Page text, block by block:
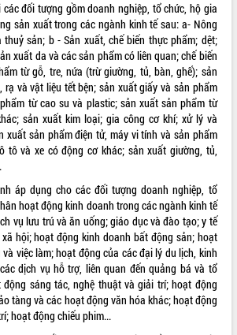
phát.
đối tượng gồm doanh nghiệp, tổ chức, hộ gia
sản xuất trong các ngành kinh tế sau: a- Nông
thuỷ sản; b - Sản xuất, chế biến thực phẩm; dệt;
xuất da và các sản phẩm có liên quan; chế biến
từ gỗ, tre, nứa (trừ giường, tủ, bàn, ghế); sản
rạ và vật liệu tết bện; sản xuất giấy và sản phẩm
từ cao su và plastic; sản xuất sản phẩm từ
sản xuất kim loại; gia công cơ khí; xử lý và
xuất sản phẩm điện tử, máy vi tính và sản phẩm
tô và xe có động cơ khác; sản xuất giường, tủ,
áp dụng cho các đối tượng doanh nghiệp, tổ
hoạt động kinh doanh trong các ngành kinh tế
vụ lưu trú và ăn uống; giáo dục và đào tạo; y tế
hội; hoạt động kinh doanh bất động sản; hoạt
việc làm; hoạt động của các đại lý du lịch, kinh
dịch vụ hỗ trợ, liên quan đến quảng bá và tổ
sáng tác, nghệ thuật và giải trí; hoạt động
tàng và các hoạt động văn hóa khác; hoạt động
hoạt động chiếu phim...